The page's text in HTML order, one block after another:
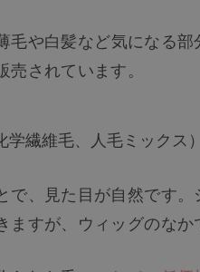
毛や白髪など気になる
されています。
学繊維毛、人毛ミックス
で、見た目が自然です
ますが、ウィッグのなか